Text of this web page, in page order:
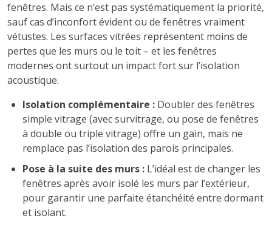
fenêtres. Mais ce n’est pas systématiquement la priorité,
sauf cas d’inconfort évident ou de fenêtres vraiment
vétustes. Les surfaces vitrées représentent moins de
pertes que les murs ou le toit – et les fenêtres
modernes ont surtout un impact fort sur l’isolation
acoustique.
Isolation complémentaire : Doubler des fenêtres
simple vitrage (avec survitrage, ou pose de fenêtres
à double ou triple vitrage) offre un gain, mais ne
remplace pas l’isolation des parois principales.
Pose à la suite des murs : L’idéal est de changer les
fenêtres après avoir isolé les murs par l’extérieur,
pour garantir une parfaite étanchéité entre dormant
et isolant.